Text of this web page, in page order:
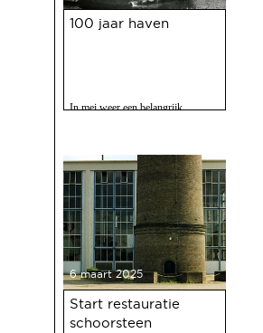
100 jaar haven
In mei weer een belangrijk
haven 100 jaar bestaat.
6 maart 2025
Start restauratie
schoorsteen